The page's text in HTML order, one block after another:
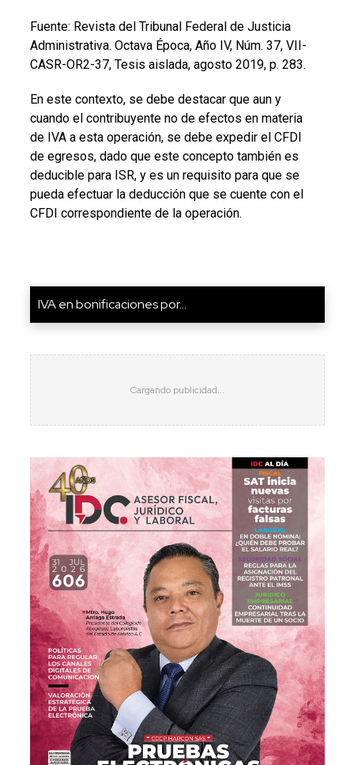
Fuente: Revista del Tribunal Federal de Justicia
Administrativa. Octava Época, Año IV, Núm. 37, VII-
CASR-OR2-37, Tesis aislada, agosto 2019, p. 283.
En este contexto, se debe destacar que aun y
cuando el contribuyente no de efectos en materia
de IVA a esta operación, se debe expedir el CFDI
de egresos, dado que este concepto también es
deducible para ISR, y es un requisito para que se
pueda efectuar la deducción que se cuente con el
CFDI correspondiente de la operación.
IVA en bonificaciones por...